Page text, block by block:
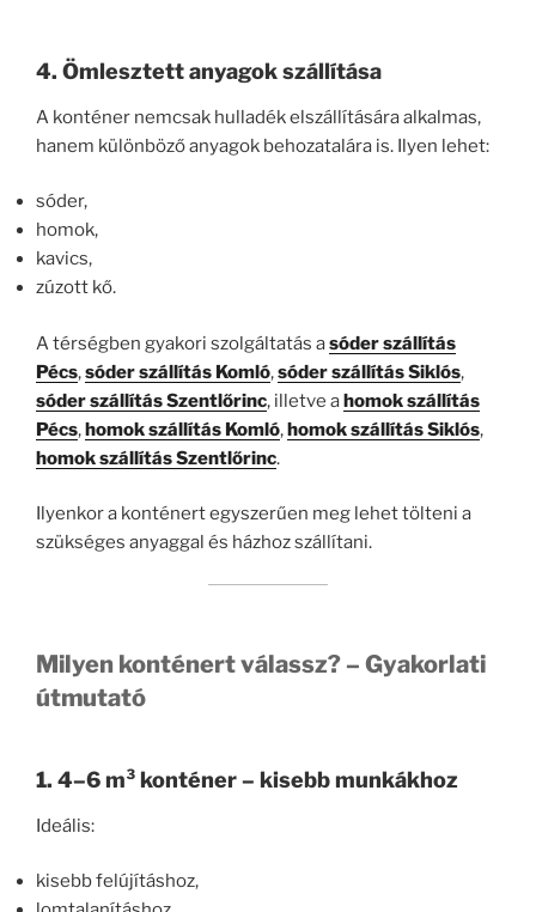
4. Ömlesztett anyagok szállítása
A konténer nemcsak hulladék elszállítására alkalmas,
hanem különböző anyagok behozatalára is. Ilyen lehet:
sóder,
homok,
kavics,
zúzott kő.
A térségben gyakori szolgáltatás asóder szállítás
Pécs,sóder szállítás Komló,sóder szállítás Siklós,
sóder szállítás Szentlőrinc, illetve ahomok szállítás
Pécs,homok szállítás Komló,homok szállítás Siklós,
homok szállítás Szentlőrinc.
Ilyenkor a konténert egyszerűen meg lehet tölteni a
szükséges anyaggal és házhoz szállítani.
Milyen konténert válassz? – Gyakorlati
útmutató
1. 4–6 m³ konténer – kisebb munkákhoz
Ideális:
kisebb felújításhoz,